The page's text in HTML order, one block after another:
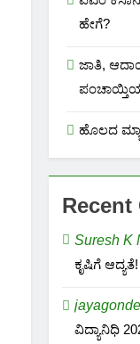
ಹೇಗೆ?
ಜಾತಿ,
ಹೊಲದ
Recent
Suresh K
ಕೃಷಿಗೆ
ವಿದ್ಯಾನಿಧಿ